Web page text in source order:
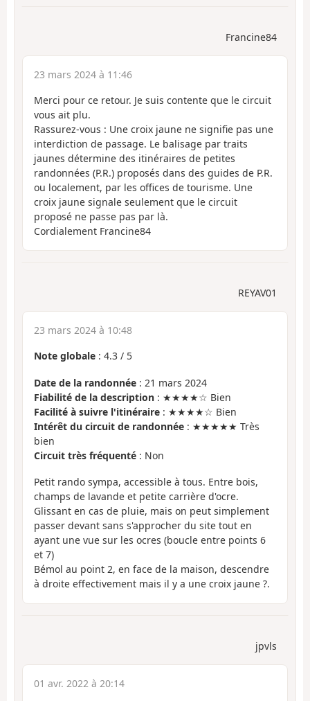
Francine84
23 mars 2024 à 11:46
Merci pour ce retour. Je suis contente que le circuit
vous ait plu.
Rassurez-vous : Une croix jaune ne signifie pas une
interdiction de passage. Le balisage par traits
jaunes détermine des itinéraires de petites
randonnées (P.R.) proposés dans des guides de P.R.
ou localement, par les offices de tourisme. Une
croix jaune signale seulement que le circuit
proposé ne passe pas par là.
Cordialement Francine84
REYAV01
23 mars 2024 à 10:48
Note globale : 4.3 / 5
Date de la randonnée : 21 mars 2024
Fiabilité de la description : ★★★★☆ Bien
Facilité à suivre l'itinéraire : ★★★★☆ Bien
Intérêt du circuit de randonnée : ★★★★★ Très
bien
Circuit très fréquenté : Non
Petit rando sympa, accessible à tous. Entre bois,
champs de lavande et petite carrière d'ocre.
Glissant en cas de pluie, mais on peut simplement
passer devant sans s'approcher du site tout en
ayant une vue sur les ocres (boucle entre points 6
et 7)
Bémol au point 2, en face de la maison, descendre
à droite effectivement mais il y a une croix jaune ?.
jpvls
01 avr. 2022 à 20:14